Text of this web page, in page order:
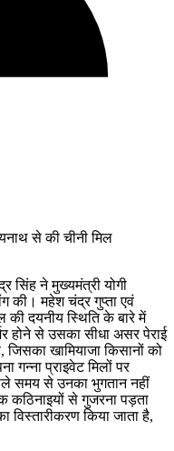
सिंह ने मुख्यमंत्री योगी
की। महेश चंद्र गुप्ता एवं
दयनीय स्थिति के बारे में
होने से उसका सीधा असर पेराई
जिसका खामियाजा किसानों को
गन्ना प्राइवेट मिलों पर
समय से उनका भुगतान नहीं
कठिनाइयों से गुजरना पड़ता
किया जाता है,